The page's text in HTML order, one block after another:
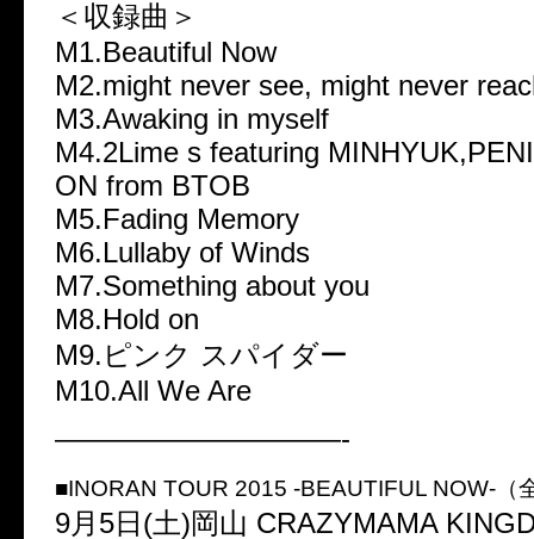
＜収録曲＞
M1.Beautiful Now
M2.might never see, might never
M3.Awaking in myself
M4.2Lime s featuring
ON from BTOB
M5.Fading Memory
M6.Lullaby of Winds
M7.Something about you
M8.Hold on
M9.ピンク スパイダー
M10.All We Are
——————————-
■INORAN TOUR 2015 -BEAUTIFUL NOW-（
9月5日(土)岡山 CRAZYMAMA